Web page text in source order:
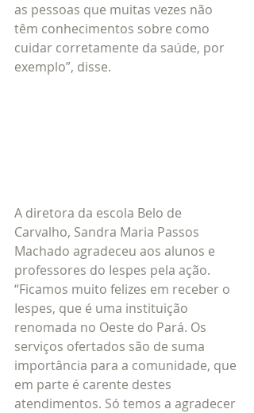
as pessoas que muitas vezes não
têm conhecimentos sobre como
cuidar corretamente da saúde, por
exemplo”, disse.
A diretora da escola Belo de
Carvalho, Sandra Maria Passos
Machado agradeceu aos alunos e
professores do Iespes pela ação.
“Ficamos muito felizes em receber o
Iespes, que é uma instituição
renomada no Oeste do Pará. Os
serviços ofertados são de suma
importância para a comunidade, que
em parte é carente destes
atendimentos. Só temos a agradecer